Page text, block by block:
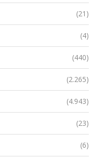
(21)
(4)
(440)
(2.265)
(4.943)
(23)
(6)